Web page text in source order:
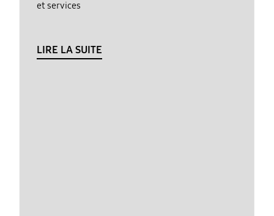
et services
LIRE LA SUITE